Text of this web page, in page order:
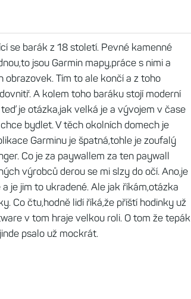
se barák z 18 století. Pevné kamenné
jsou Garmin mapy,práce s nimi a
Tím to ale končí a z toho
A kolem toho baráku stojí moderní
je otázka,jak velká je a vývojem v čase
bydlet. V těch okolních domech je
Garminu je špatná,tohle je zoufalý
Co je za paywallem za ten paywall
výrobců derou se mi slzy do očí. Ano,je
je jim to ukradené. Ale jak říkám,otázka
Co čtu,hodně lidí říká,že příští hodinky už
v tom hraje velkou roli. O tom že tepák
psalo už mockrát.